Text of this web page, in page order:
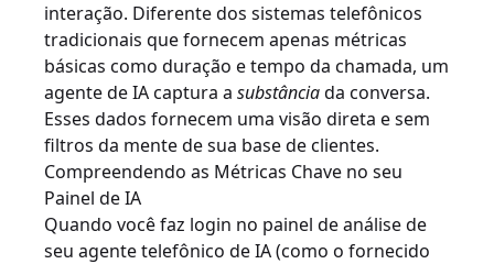
interação. Diferente dos sistemas telefônicos
tradicionais que fornecem apenas métricas
básicas como duração e tempo da chamada, um
agente de IA captura a substânciada conversa.
Esses dados fornecem uma visão direta e sem
filtros da mente de sua base de clientes.
Compreendendo as Métricas Chave no seu
Painel de IA
Quando você faz login no painel de análise de
seu agente telefônico de IA (como o fornecido